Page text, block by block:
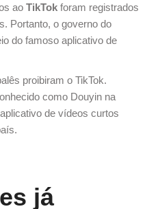
aoTikTok foram registrados
Portanto, o governo do
do famoso aplicativo de
proibiram o TikTok.
como Douyin na
de vídeos curtos
já